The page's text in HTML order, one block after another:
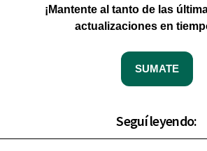
¡Mantente al tanto de las
actualizaciones en
SUMATE
Seguí leyendo: